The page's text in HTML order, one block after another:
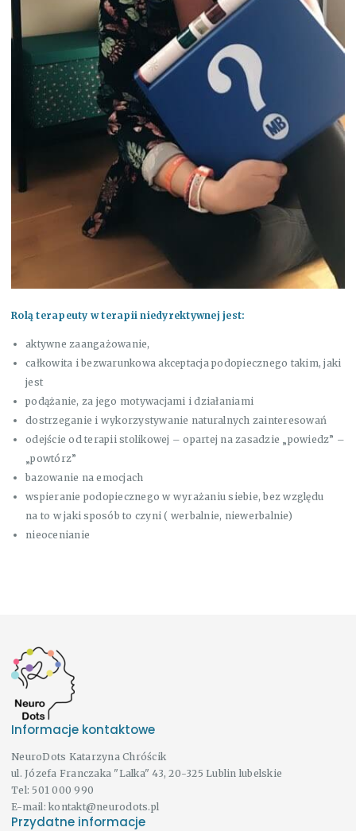
Rolą terapeuty w terapii niedyrektywnej jest:
aktywne zaangażowanie,
całkowita i bezwarunkowa akceptacja podopiecznego takim, jaki
jest
podążanie, za jego motywacjami i działaniami
dostrzeganie i wykorzystywanie naturalnych zainteresowań
odejście od terapii stolikowej – opartej na zasadzie „powiedz” –
„powtórz”
bazowanie na emocjach
wspieranie podopiecznego w wyrażaniu siebie, bez względu
na to w jaki sposób to czyni ( werbalnie, niewerbalnie)
nieocenianie
Informacje kontaktowe
NeuroDots Katarzyna Chróścik
ul. Józefa Franczaka "Lalka" 43, 20-325 Lublin lubelskie
Tel: 501 000 990
E-mail: kontakt@neurodots.pl
Przydatne informacje